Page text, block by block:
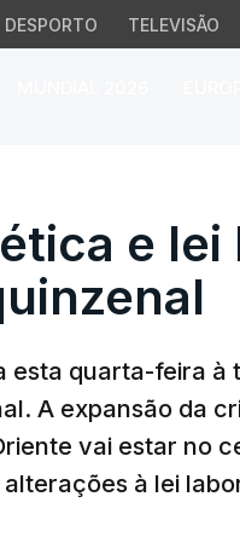
DESPORTO TELEVISÃO
e lei
e lei
esta quarta-feira à
A expansão da
vai estar no
à lei